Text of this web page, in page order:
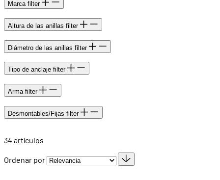
Marca filter
Altura de las anillas filter
Diámetro de las anillas filter
Tipo de anclaje filter
Arma filter
Desmontables/Fijas filter
34 artículos
Ordenar por